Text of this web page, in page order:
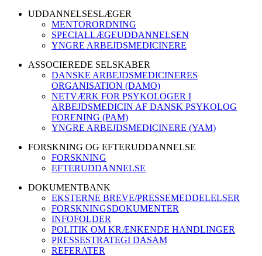
UDDANNELSESLÆGER
MENTORORDNING
SPECIALLÆGEUDDANNELSEN
YNGRE ARBEJDSMEDICINERE
ASSOCIEREDE SELSKABER
DANSKE ARBEJDSMEDICINERES
ORGANISATION (DAMO)
NETVÆRK FOR PSYKOLOGER I
ARBEJDSMEDICIN AF DANSK PSYKOLOG
FORENING (PAM)
YNGRE ARBEJDSMEDICINERE (YAM)
FORSKNING OG EFTERUDDANNELSE
FORSKNING
EFTERUDDANNELSE
DOKUMENTBANK
EKSTERNE BREVE/PRESSEMEDDELELSER
FORSKNINGSDOKUMENTER
INFOFOLDER
POLITIK OM KRÆNKENDE HANDLINGER
PRESSESTRATEGI DASAM
REFERATER